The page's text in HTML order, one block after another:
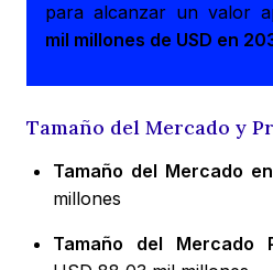
para alcanzar un valor
mil millones de USD en
Tamaño del Mercado y
Tamaño del Mercado
millones
Tamaño del Mercado